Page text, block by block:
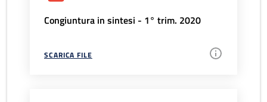
Congiuntura in sintesi - 1° trim. 2020
SCARICA FILE